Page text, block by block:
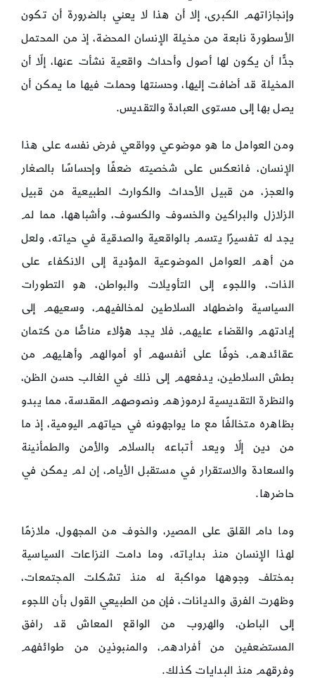
وإنجازاتهم الكبرى، إلا أن هذا لا يعني بالضرورة أن تكون
الأسطورة نابعة من مخيلة الإنسان المحضة، إذ من المحتمل
جدًّا أن يكون لها أصول وأحداث واقعية نشأت عنها، إلّا أن
المخيلة قد أضافت إليها، وحسنتها وحملت فيها ما يمكن أن
يصل بها إلى مستوى العبادة والتقديس.
ومن العوامل ما هو موضوعي وواقعي فرض نفسه على هذا
الإنسان، فانعكس على شخصيته ضعفًا وإحساسًا بالصغار
والعجز، من قبيل الأحداث والكوارث الطبيعية من قبيل
الزلازل والبراكين والخسوف والكسوف، وأشباهها، مما لم
يجد له تفسيرًا يتسم بالواقعية والصدقية في حياته، ولعل
من أهم العوامل الموضوعية المؤدية إلى الانكفاء على
الذات، واللجوء إلى التأويلات والبواطن، هو التطورات
السياسية واضطهاد السلاطين لمخالفيهم، وسعيهم إلى
إبادتهم والقضاء عليهم، فلا يجد هؤلاء مناصًّا من كتمان
عقائدهم، خوفًا على أنفسهم أو أموالهم وأهليهم من
بطش السلاطين، يدفعهم إلى ذلك في الغالب حسن الظن،
والنظرة التقديسية لرموزهم ونصوصهم المقدسة، مما يبدو
بظاهره متخالفًا مع ما يواجهونه في حياتهم اليومية، إذ ما
من دين إلّا ويعد أتباعه بالسلام والأمن والطمأنينة
والسعادة والاستقرار في مستقبل الأيام، إن لم يمكن في
حاضرها.
وما دام القلق على المصير، والخوف من المجهول، ملازمًا
لهذا الإنسان منذ بداياته، وما دامت النزاعات السياسية
بمختلف وجوهها مواكبة له منذ تشكلت المجتمعات،
وظهرت الفرق والديانات، فإن من الطبيعي القول بأن اللجوء
إلى الباطن، والهروب من الواقع المعاش قد رافق
المستضعفين من أفرادهم، والمنبوذين من طوائفهم
وفرقهم منذ البدايات كذلك.